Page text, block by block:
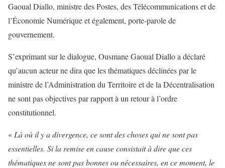
Gaoual Diallo, ministre des Postes, des Télécommunications et de
l’Économie Numérique et également, porte-parole de
gouvernement.
S’exprimant sur le dialogue, Ousmane Gaoual Diallo a déclaré
qu’aucun acteur ne dira que les thématiques déclinées par le
ministre de l’Administration du Territoire et de la Décentralisation
ne sont pas objectives par rapport à un retour à l’ordre
constitutionnel.
« Là où il y a divergence, ce sont des choses qui ne sont pas
essentielles. Si la remise en cause consistait à dire que ces
thématiques ne sont pas bonnes ou nécessaires, en ce moment, le